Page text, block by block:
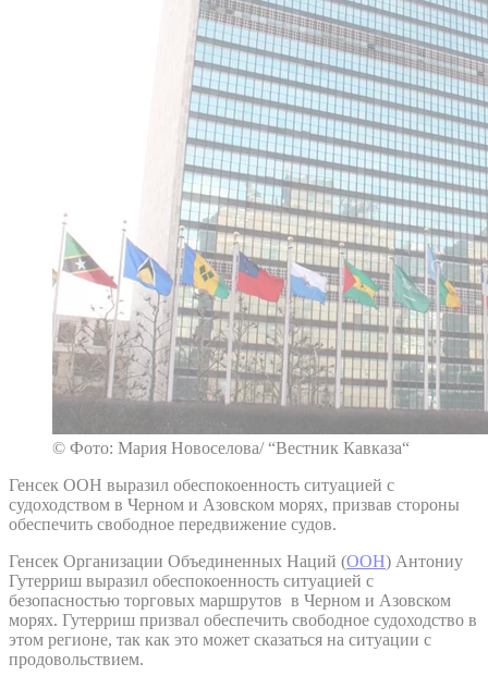
© Фото: Мария Новоселова/ “Вестник Кавказа“
Генсек ООН выразил обеспокоенность ситуацией с
судоходством в Черном и Азовском морях, призвав стороны
обеспечить свободное передвижение судов.
Генсек Организации Объединенных Наций (ООН) Антониу
Гутерриш выразил обеспокоенность ситуацией с
безопасностью торговых маршрутов в Черном и Азовском
морях. Гутерриш призвал обеспечить свободное судоходство в
этом регионе, так как это может сказаться на ситуации с
продовольствием.